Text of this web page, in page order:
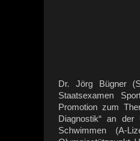
Dr. Jörg Bügner
Staatsexamen
Promotion zum
Diagnostik“ an
Schwimmen (A-